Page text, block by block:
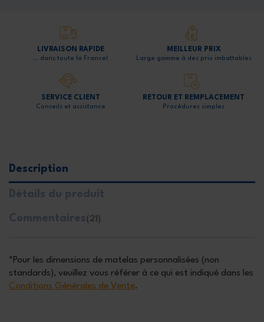
LIVRAISON RAPIDE
… dans toute la France!
MEILLEUR PRIX
Large gamme à des prix imbattables
SERVICE CLIENT
Conseils et assistance
RETOUR ET REMPLACEMENT
Procédures simples
Description
Détails du produit
Commentaires(21)
*Pour les dimensions de matelas personnalisées (non
standards), veuillez vous référer à ce qui est indiqué dans les
Conditions Générales de Vente.